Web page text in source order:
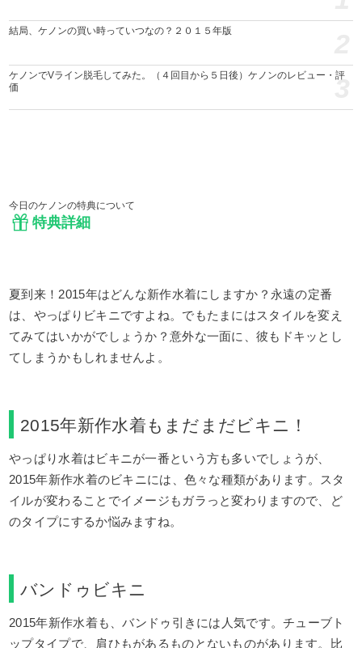
結局、ケノンの買い時っていつなの？２０１５年版
ケノンでVライン脱毛してみた。（４回目から５日後）ケノンのレビュー・評
価
3
今日のケノンの特典について
特典詳細
夏到来！2015年はどんな新作水着にしますか？永遠の定番
は、やっぱりビキニですよね。でもたまにはスタイルを変え
てみてはいかがでしょうか？意外な一面に、彼もドキッとし
てしまうかもしれませんよ。
2015年新作水着もまだまだビキニ！
やっぱり水着はビキニが一番という方も多いでしょうが、
2015年新作水着のビキニには、色々な種類があります。スタ
イルが変わることでイメージもガラっと変わりますので、ど
のタイプにするか悩みますね。
バンドゥビキニ
2015年新作水着も、バンドゥ引きには人気です。チューブト
ップタイプで、肩ひもがあるものとないものがあります。比